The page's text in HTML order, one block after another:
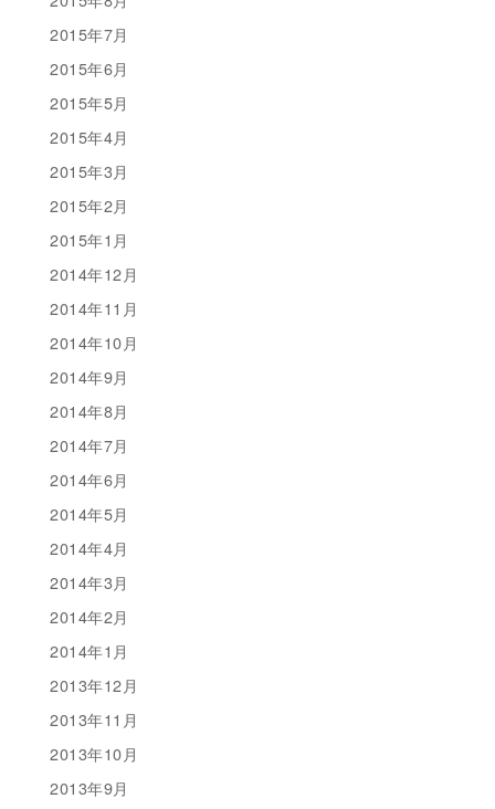
2015年7月
2015年6月
2015年5月
2015年4月
2015年3月
2015年2月
2015年1月
2014年12月
2014年11月
2014年10月
2014年9月
2014年8月
2014年7月
2014年6月
2014年5月
2014年4月
2014年3月
2014年2月
2014年1月
2013年12月
2013年11月
2013年10月
2013年9月